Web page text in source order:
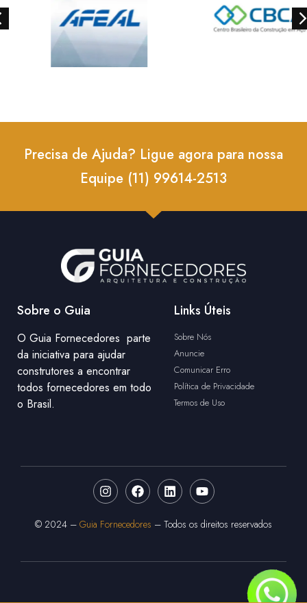
Precisa de Ajuda? Ligue agora para nossa
Equipe (11) 99614-2513
Sobre o Guia
O Guia Fornecedores parte
da iniciativa para ajudar
construtores a encontrar
todos fornecedores em todo
o Brasil.
Links Úteis
Sobre Nós
Anuncie
Comunicar Erro
Política de Privacidade
Termos de Uso
© 2024 – Guia Fornecedores – Todos os direitos reservados